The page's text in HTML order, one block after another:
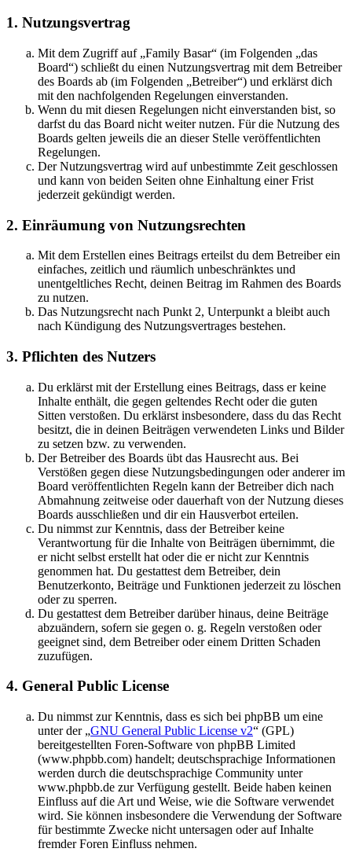
1. Nutzungsvertrag
Mit dem Zugriff auf „Family Basar“ (im Folgenden „das
Board“) schließt du einen Nutzungsvertrag mit dem Betreiber
des Boards ab (im Folgenden „Betreiber“) und erklärst dich
mit den nachfolgenden Regelungen einverstanden.
Wenn du mit diesen Regelungen nicht einverstanden bist, so
darfst du das Board nicht weiter nutzen. Für die Nutzung des
Boards gelten jeweils die an dieser Stelle veröffentlichten
Regelungen.
Der Nutzungsvertrag wird auf unbestimmte Zeit geschlossen
und kann von beiden Seiten ohne Einhaltung einer Frist
jederzeit gekündigt werden.
2. Einräumung von Nutzungsrechten
Mit dem Erstellen eines Beitrags erteilst du dem Betreiber ein
einfaches, zeitlich und räumlich unbeschränktes und
unentgeltliches Recht, deinen Beitrag im Rahmen des Boards
zu nutzen.
Das Nutzungsrecht nach Punkt 2, Unterpunkt a bleibt auch
nach Kündigung des Nutzungsvertrages bestehen.
3. Pflichten des Nutzers
Du erklärst mit der Erstellung eines Beitrags, dass er keine
Inhalte enthält, die gegen geltendes Recht oder die guten
Sitten verstoßen. Du erklärst insbesondere, dass du das Recht
besitzt, die in deinen Beiträgen verwendeten Links und Bilder
zu setzen bzw. zu verwenden.
Der Betreiber des Boards übt das Hausrecht aus. Bei
Verstößen gegen diese Nutzungsbedingungen oder anderer im
Board veröffentlichten Regeln kann der Betreiber dich nach
Abmahnung zeitweise oder dauerhaft von der Nutzung dieses
Boards ausschließen und dir ein Hausverbot erteilen.
Du nimmst zur Kenntnis, dass der Betreiber keine
Verantwortung für die Inhalte von Beiträgen übernimmt, die
er nicht selbst erstellt hat oder die er nicht zur Kenntnis
genommen hat. Du gestattest dem Betreiber, dein
Benutzerkonto, Beiträge und Funktionen jederzeit zu löschen
oder zu sperren.
Du gestattest dem Betreiber darüber hinaus, deine Beiträge
abzuändern, sofern sie gegen o. g. Regeln verstoßen oder
geeignet sind, dem Betreiber oder einem Dritten Schaden
zuzufügen.
4. General Public License
Du nimmst zur Kenntnis, dass es sich bei phpBB um eine
unter der „GNU General Public License v2“ (GPL)
bereitgestellten Foren-Software von phpBB Limited
(www.phpbb.com) handelt; deutschsprachige Informationen
werden durch die deutschsprachige Community unter
www.phpbb.de zur Verfügung gestellt. Beide haben keinen
Einfluss auf die Art und Weise, wie die Software verwendet
wird. Sie können insbesondere die Verwendung der Software
für bestimmte Zwecke nicht untersagen oder auf Inhalte
fremder Foren Einfluss nehmen.